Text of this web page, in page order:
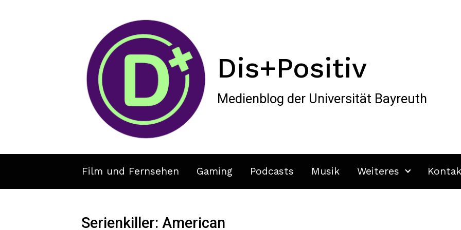
Dis+Positiv
Medienblog der Universität Bayreuth
Film und Fernsehen Gaming Podcasts Musik Weiteres
Serienkiller: American